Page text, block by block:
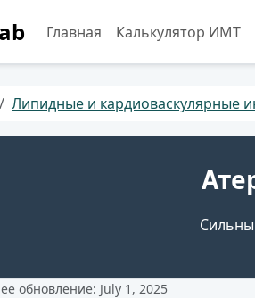
Главная Калькулятор ИМТ
Липидные и кардиоваскулярные
обновление: July 1, 2025